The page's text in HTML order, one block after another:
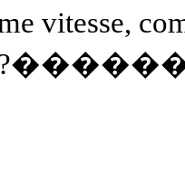
vitesse,